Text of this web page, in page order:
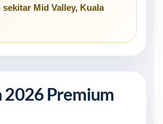
sekitar Mid Valley, Kuala
2026 Premium